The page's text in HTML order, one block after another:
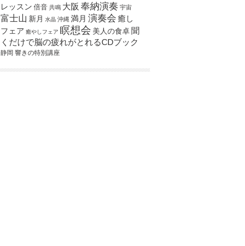
レッスン 倍音 共鳴 大阪 奉納演奏 宇宙
富士山 新月 水晶 沖縄 満月 演奏会 癒し
フェア 癒やしフェア 瞑想会 美人の食卓 聞
くだけで脳の疲れがとれるCDブック
静岡 響きの特別講座